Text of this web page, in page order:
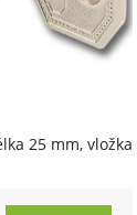
25 mm, vložka